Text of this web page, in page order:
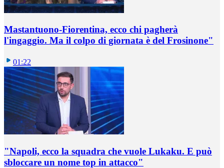
Mastantuono-Fiorentina, ecco chi pagherà
l'ingaggio. Ma il colpo di giornata è del Frosinone"
01:22
"Napoli, ecco la squadra che vuole Lukaku. E può
sbloccare un nome top in attacco"